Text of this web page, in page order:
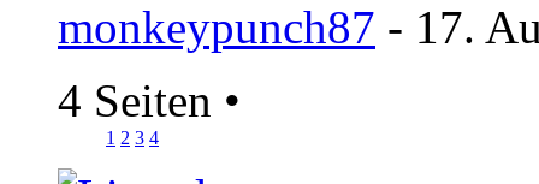
monkeypunch87 - 17.
4 Seiten •
1 2 3 4